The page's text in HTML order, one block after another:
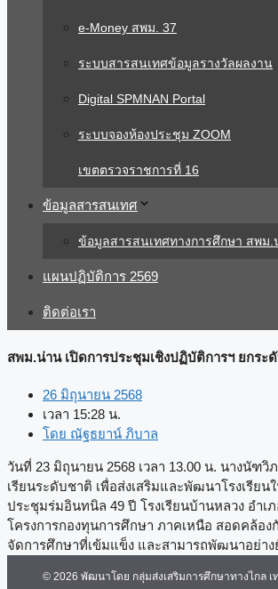
e-Money สพม. 37
ระบบสารสนเทศข้อมูลรางวัลผลงาน
Digital SPMNAN Portal
ระบบจองห้องประชุม ZOOM
เขตตรวจราชการที่ 16
ข้อมูลสารสนเทศ
ข้อมูลสารสนเทศทางการศึกษา สพม
แผนปฏิบัติการ 2569
ติดต่อเรา
สพม.น่าน เปิดการประชุมเชิงปฏิบัติการฯ ยกระ
26 มิถุนายน 2568
เวลา 15:28 น.
โดย ณัฐธยาน์ ภิบาล
วันที่ 23 มิถุนายน 2568 เวลา 13.00 น. นางนั
เรียนระดับชาติ เพื่อส่งเสริมและพัฒนาโรงเรีย
ประชุมร่มอินทนิล 49 ปี โรงเรียนบ้านหลวง อำ
โครงการกองทุนการศึกษา ภาคเหนือ สอดคล้อ
จัดการศึกษาที่เข้มแข็ง และสามารถพัฒนาอย่าง
© 2026 พัฒนาโดย กลุ่มส่งเสริมการศึกษาทางไกล